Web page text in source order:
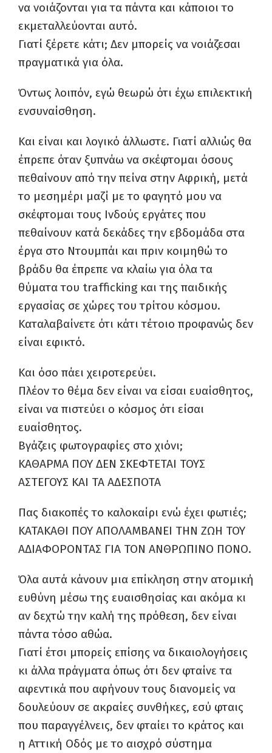
να νοιάζονται για τα πάντα και κάποιοι το
εκμεταλλεύονται αυτό.
Γιατί ξέρετε κάτι; Δεν μπορείς να νοιάζεσαι
πραγματικά για όλα.
Όντως λοιπόν, εγώ θεωρώ ότι έχω επιλεκτική
ενσυναίσθηση.
Και είναι και λογικό άλλωστε. Γιατί αλλιώς θα
έπρεπε όταν ξυπνάω να σκέφτομαι όσους
πεθαίνουν από την πείνα στην Αφρική, μετά
το μεσημέρι μαζί με το φαγητό μου να
σκέφτομαι τους Ινδούς εργάτες που
πεθαίνουν κατά δεκάδες την εβδομάδα στα
έργα στο Ντουμπάι και πριν κοιμηθώ το
βράδυ θα έπρεπε να κλαίω για όλα τα
θύματα του traffickingκαι της παιδικής
εργασίας σε χώρες του τρίτου κόσμου.
Καταλαβαίνετε ότι κάτι τέτοιο προφανώς δεν
είναι εφικτό.
Και όσο πάει χειροτερεύει.
Πλέον το θέμα δεν είναι να είσαι ευαίσθητος,
είναι να πιστεύει ο κόσμος ότι είσαι
ευαίσθητος.
Βγάζεις φωτογραφίες στο χιόνι;
ΚΑΘΑΡΜΑ ΠΟΥ ΔΕΝ ΣΚΕΦΤΕΤΑΙ ΤΟΥΣ
ΑΣΤΕΓΟΥΣ ΚΑΙ ΤΑ ΑΔΕΣΠΟΤΑ
Πας διακοπές το καλοκαίρι ενώ έχει φωτιές;
ΚΑΤΑΚΑΘΙ ΠΟΥ ΑΠΟΛΑΜΒΑΝΕΙ ΤΗΝ ΖΩΗ ΤΟΥ
ΑΔΙΑΦΟΡΟΝΤΑΣ ΓΙΑ ΤΟΝ ΑΝΘΡΩΠΙΝΟ ΠΟΝΟ.
Όλα αυτά κάνουν μια επίκληση στην ατομική
ευθύνη μέσω της ευαισθησίας και ακόμα κι
αν δεχτώ την καλή της πρόθεση, δεν είναι
πάντα τόσο αθώα.
Γιατί έτσι μπορείς επίσης να δικαιολογήσεις
κι άλλα πράγματα όπως ότι δεν φταίνε τα
αφεντικά που αφήνουν τους διανομείς να
δουλεύουν σε ακραίες συνθήκες, εσύ φταις
που παραγγέλνεις, δεν φταίει το κράτος και
η Αττική Οδός με το αισχρό σύστημα